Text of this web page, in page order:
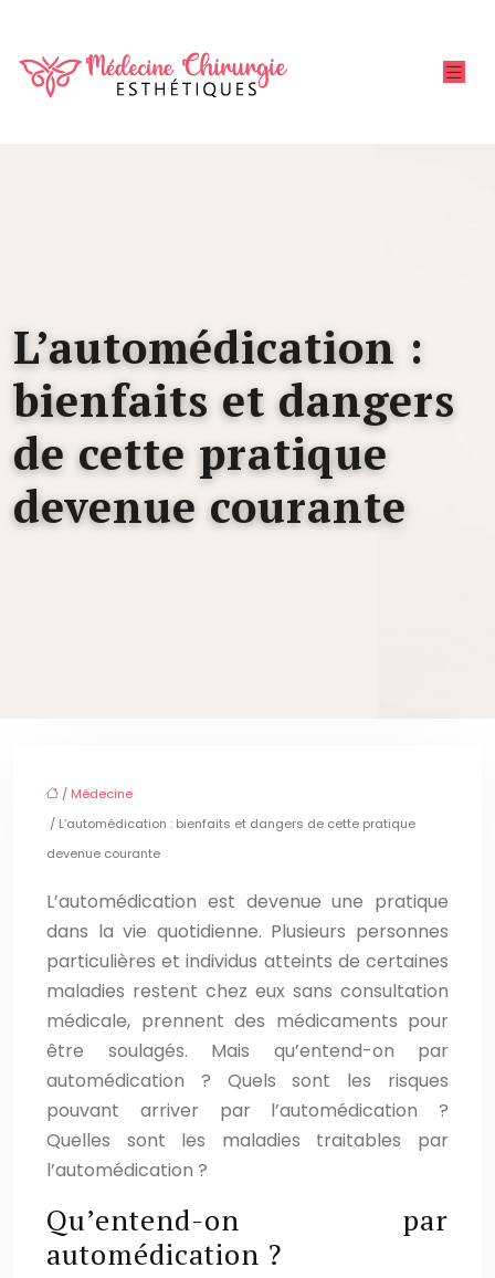
L’automédication :
bienfaits et dangers
de cette pratique
devenue courante
/ Médecine
/ L’automédication : bienfaits et dangers de cette pratique
devenue courante
L’automédication est devenue une pratique
dans la vie quotidienne. Plusieurs personnes
particulières et individus atteints de certaines
maladies restent chez eux sans consultation
médicale, prennent des médicaments pour
être soulagés. Mais qu’entend-on par
automédication ? Quels sont les risques
pouvant arriver par l’automédication ?
Quelles sont les maladies traitables par
l’automédication ?
Qu’entend-on par
automédication ?